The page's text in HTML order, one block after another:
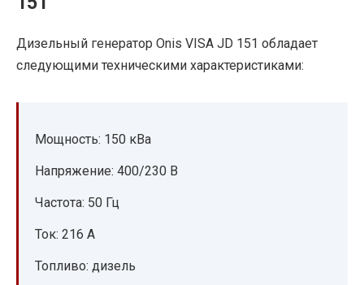
Дизельный генератор Onis VISA JD 151 обладает
следующими техническими характеристиками:
Мощность: 150 кВа
Напряжение: 400/230 В
Частота: 50 Гц
Ток: 216 А
Топливо: дизель